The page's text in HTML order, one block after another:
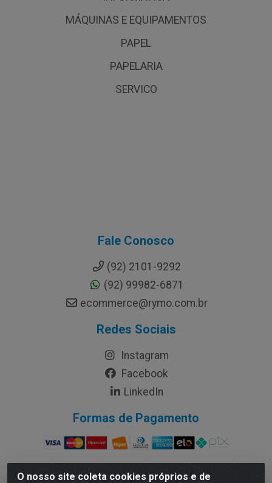
O nosso site coleta cookies próprios e de
MÁQUINAS E EQUIPAMENTOS
PAPEL
PAPELARIA
SERVICO
Fale Conosco
(92) 2101-9292
(92) 99982-6871
ecommerce@rymo.com.br
Redes Sociais
Instagram
Facebook
LinkedIn
Formas de Pagamento